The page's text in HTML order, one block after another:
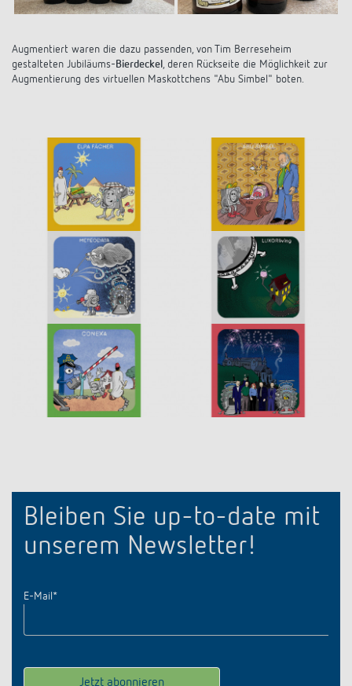
Augmentiert waren die dazu passenden, von Tim Berreseheim
gestalteten Jubiläums-Bierdeckel, deren Rückseite die Möglichkeit zur
Augmentierung des virtuellen Maskottchens "Abu Simbel" boten.
Bleiben Sie up-to-date mit
unserem Newsletter!
E-Mail *